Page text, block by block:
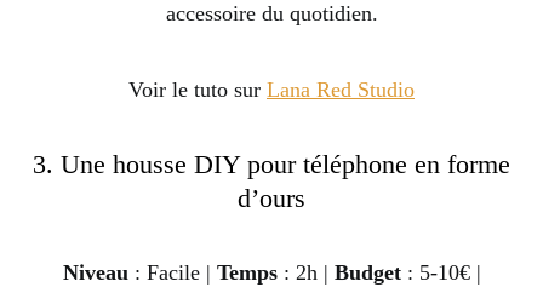
accessoire du quotidien.
Voir le tuto sur Lana Red Studio
3. Une housse DIY pour téléphone en forme
d’ours
Niveau: Facile | Temps: 2h | Budget: 5-10€ |